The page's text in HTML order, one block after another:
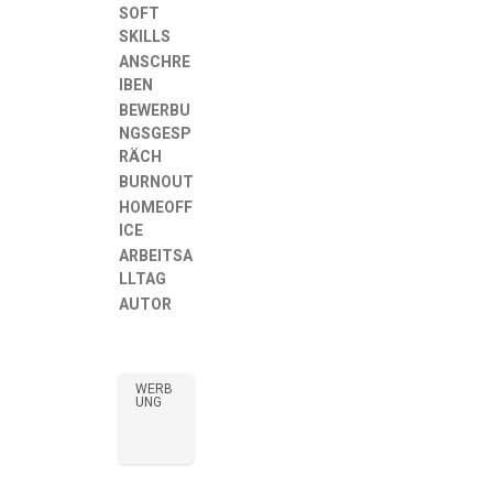
SOFT
SKILLS
ANSCHRE
IBEN
BEWERBU
NGSGESP
RÄCH
BURNOUT
HOMEOFF
ICE
ARBEITSA
LLTAG
AUTOR
WERB
UNG